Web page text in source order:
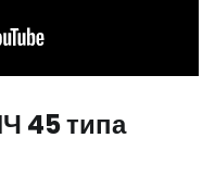
45 типа